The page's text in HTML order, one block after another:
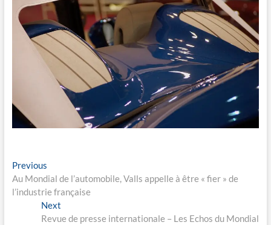
Navigation
de
l’article
PreviousPrevious
post:
Au Mondial de l’automobile, Valls appelle à être « fier » de
l’industrie française
Next
post:
Revue de presse internationale – Les Echos du Mondial